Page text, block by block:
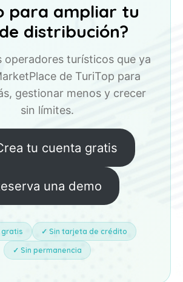
para ampliar tu
distribución?
operadores turísticos que ya
de TuriTop para
gestionar menos y crecer
sin límites.
tu cuenta gratis
una demo
gratis ✓ Sin tarjeta de crédito
✓ Sin permanencia